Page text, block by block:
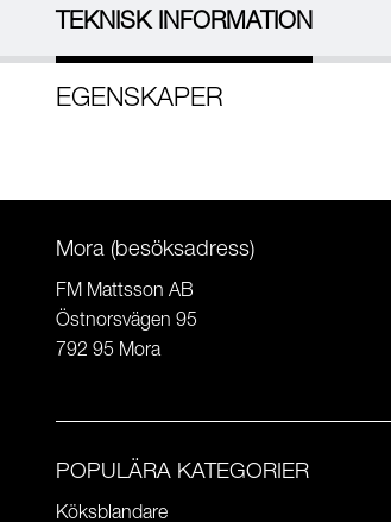
TEKNISK INFORMATION
EGENSKAPER
Mora (besöksadress)
FM Mattsson AB
Östnorsvägen 95
792 95 Mora
POPULÄRA KATEGORIER
Köksblandare